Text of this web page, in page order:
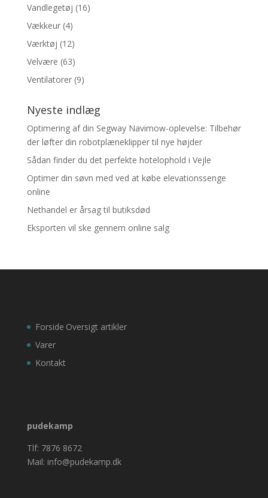
Vandlegetøj (16)
Vækkeur (4)
Værktøj (12)
Velvære (63)
Ventilatorer (9)
Nyeste indlæg
Optimering af din Segway Navimow-oplevelse: Tilbehør
der løfter din robotplæneklipper til nye højder
Sådan finder du det perfekte hotelophold i Vejle
Optimer din søvn med ved at købe elevationssenge
online
Nethandel er årsag til butiksdød
Eksporten vil ske gennem online salg
Forside
Varer
Kontakt
Oversigt artikler
pudekamp
Tlf: 7876 8672
Mail: info@pudekamp.dk